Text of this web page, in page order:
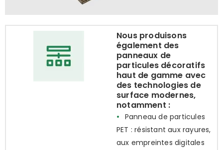
Nous produisons
également des
panneaux de
particules décoratifs
haut de gamme avec
des technologies de
surface modernes,
notamment :
• Panneau de particules
PET : résistant aux rayures,
aux empreintes digitales